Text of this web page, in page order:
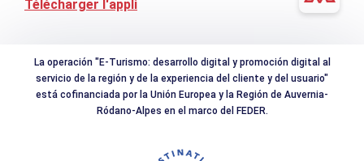
Télécharger l'appli
La operación "E-Turismo: desarrollo digital y promoción digital al
servicio de la región y de la experiencia del cliente y del usuario"
está cofinanciada por la Unión Europea y la Región de Auvernia-
Ródano-Alpes en el marco del FEDER.